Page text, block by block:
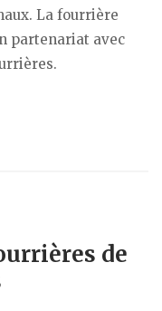
La fourrière
partenariat avec
de